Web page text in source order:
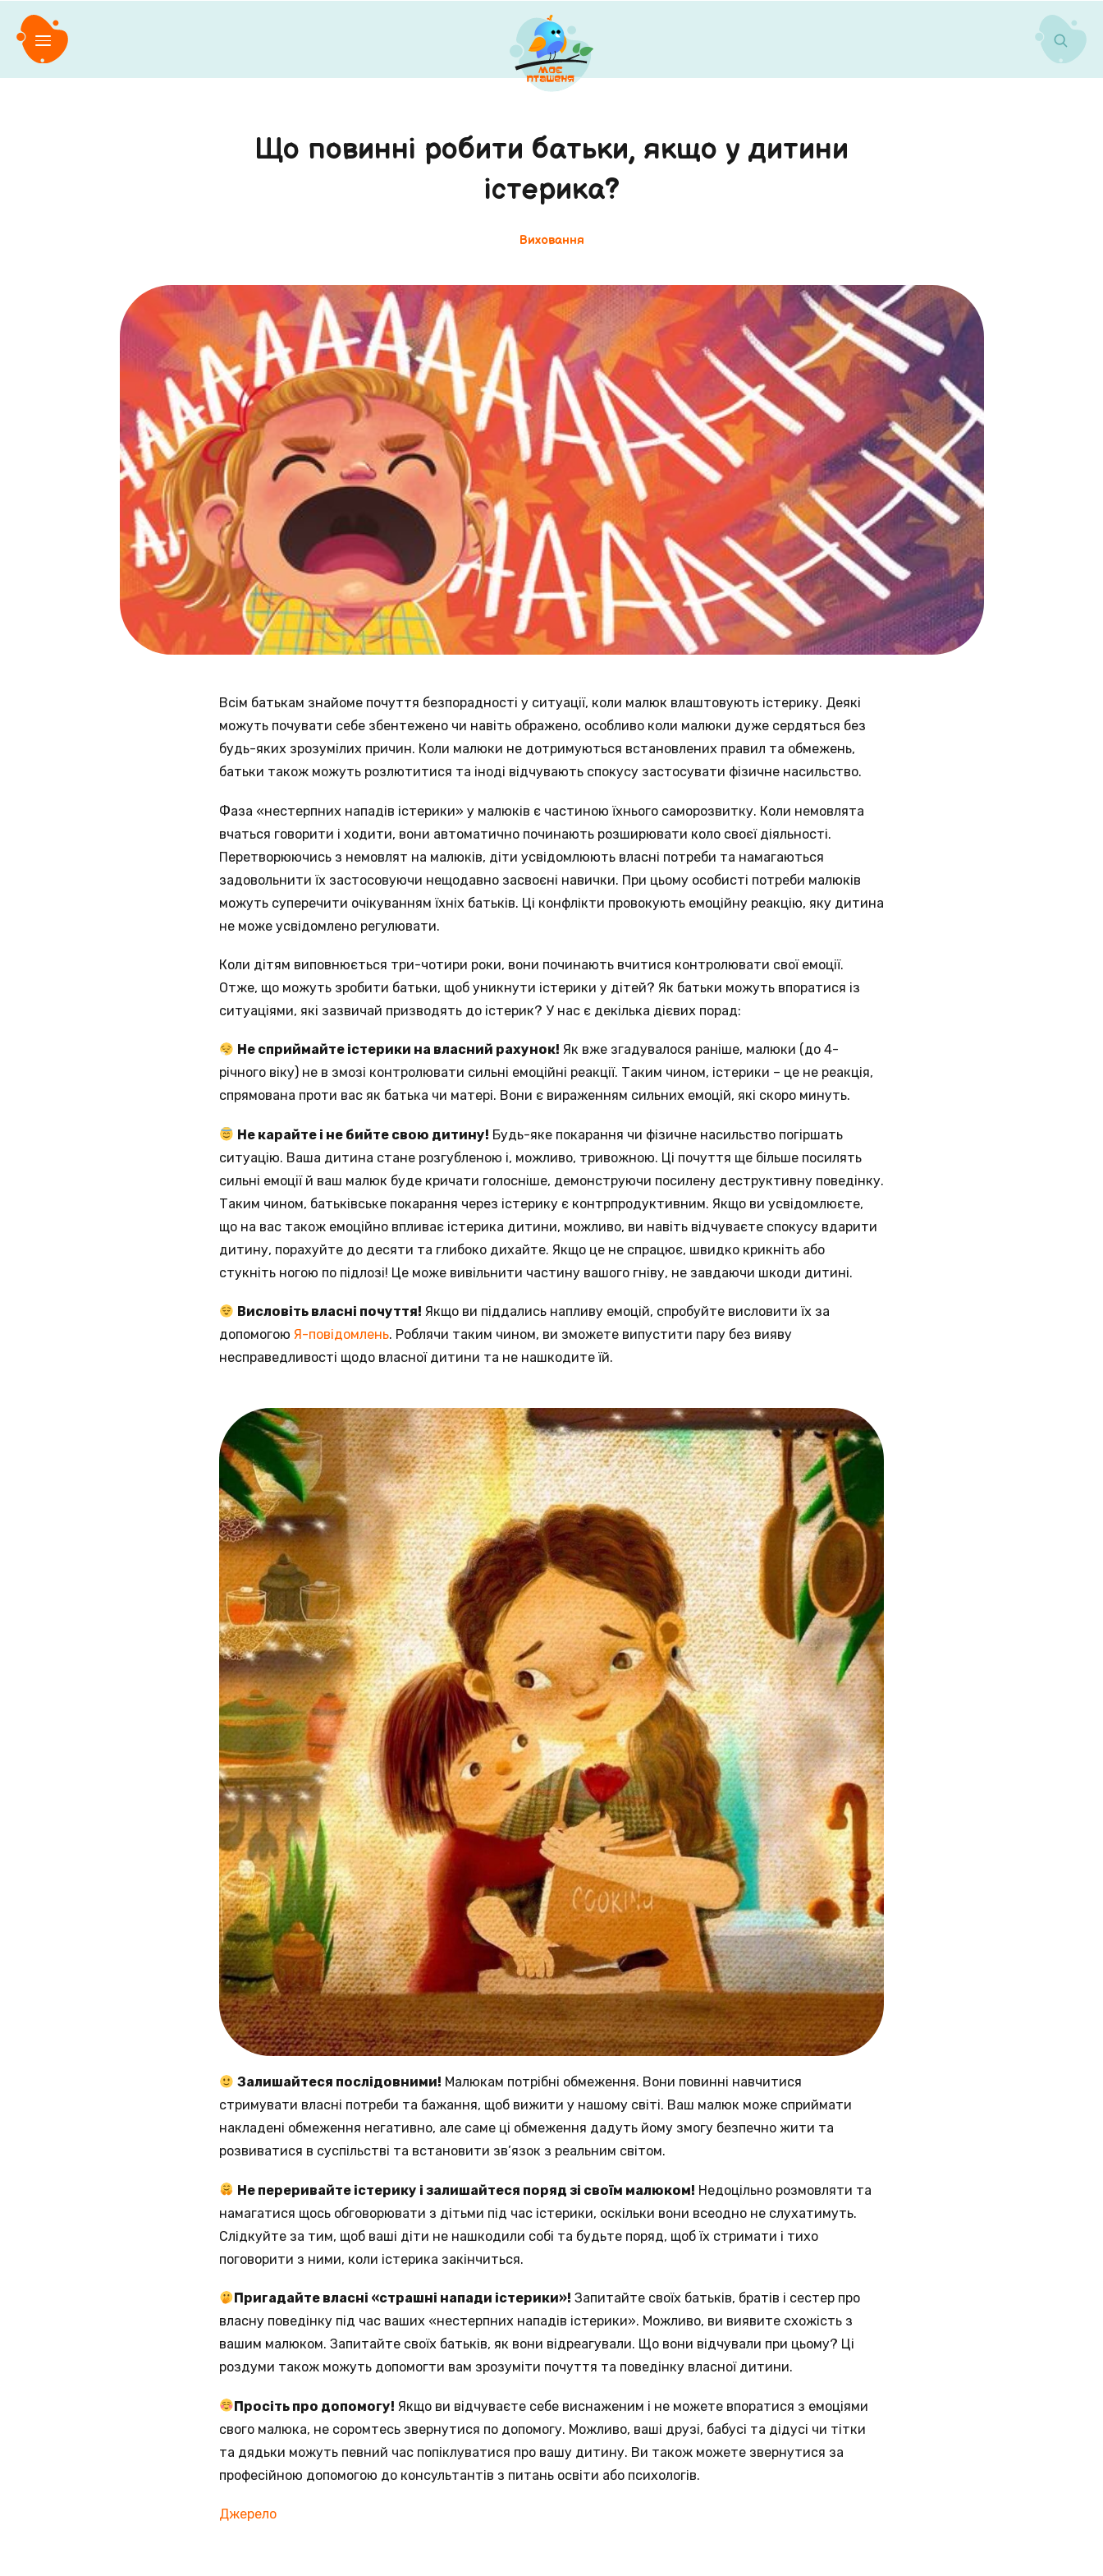
Що повинні робити батьки, якщо у дитини
істерика?
Виховання
Всім батькам знайоме почуття безпорадності у ситуації, коли малюк влаштовують істерику. Деякі
можуть почувати себе збентежено чи навіть ображено, особливо коли малюки дуже сердяться без
будь-яких зрозумілих причин. Коли малюки не дотримуються встановлених правил та обмежень,
батьки також можуть розлютитися та іноді відчувають спокусу застосувати фізичне насильство.
Фаза «нестерпних нападів істерики» у малюків є частиною їхнього саморозвитку. Коли немовлята
вчаться говорити і ходити, вони автоматично починають розширювати коло своєї діяльності.
Перетворюючись з немовлят на малюків, діти усвідомлюють власні потреби та намагаються
задовольнити їх застосовуючи нещодавно засвоєні навички. При цьому особисті потреби малюків
можуть суперечити очікуванням їхніх батьків. Ці конфлікти провокують емоційну реакцію, яку дитина
не може усвідомлено регулювати.
Коли дітям виповнюється три-чотири роки, вони починають вчитися контролювати свої емоції.
Отже, що можуть зробити батьки, щоб уникнути істерики у дітей? Як батьки можуть впоратися із
ситуаціями, які зазвичай призводять до істерик? У нас є декілька дієвих порад:
Не сприймайте істерики на власний рахунок! Як вже згадувалося раніше, малюки (до 4-
річного віку) не в змозі контролювати сильні емоційні реакції. Таким чином, істерики – це не реакція,
спрямована проти вас як батька чи матері. Вони є вираженням сильних емоцій, які скоро минуть.
Не карайте і не бийте свою дитину! Будь-яке покарання чи фізичне насильство погіршать
ситуацію. Ваша дитина стане розгубленою і, можливо, тривожною. Ці почуття ще більше посилять
сильні емоції й ваш малюк буде кричати голосніше, демонструючи посилену деструктивну поведінку.
Таким чином, батьківське покарання через істерику є контрпродуктивним. Якщо ви усвідомлюєте,
що на вас також емоційно впливає істерика дитини, можливо, ви навіть відчуваєте спокусу вдарити
дитину, порахуйте до десяти та глибоко дихайте. Якщо це не спрацює, швидко крикніть або
стукніть ногою по підлозі! Це може вивільнити частину вашого гніву, не завдаючи шкоди дитині.
Висловіть власні почуття! Якщо ви піддались напливу емоцій, спробуйте висловити їх за
допомогою Я-повідомлень. Роблячи таким чином, ви зможете випустити пару без вияву
несправедливості щодо власної дитини та не нашкодите їй.
Залишайтеся послідовними! Малюкам потрібні обмеження. Вони повинні навчитися
стримувати власні потреби та бажання, щоб вижити у нашому світі. Ваш малюк може сприймати
накладені обмеження негативно, але саме ці обмеження дадуть йому змогу безпечно жити та
розвиватися в суспільстві та встановити зв’язок з реальним світом.
Не переривайте істерику і залишайтеся поряд зі своїм малюком! Недоцільно розмовляти та
намагатися щось обговорювати з дітьми під час істерики, оскільки вони всеодно не слухатимуть.
Слідкуйте за тим, щоб ваші діти не нашкодили собі та будьте поряд, щоб їх стримати і тихо
поговорити з ними, коли істерика закінчиться.
Пригадайте власні «страшні напади істерики»! Запитайте своїх батьків, братів і сестер про
власну поведінку під час ваших «нестерпних нападів істерики». Можливо, ви виявите схожість з
вашим малюком. Запитайте своїх батьків, як вони відреагували. Що вони відчували при цьому? Ці
роздуми також можуть допомогти вам зрозуміти почуття та поведінку власної дитини.
Просіть про допомогу! Якщо ви відчуваєте себе виснаженим і не можете впоратися з емоціями
свого малюка, не соромтесь звернутися по допомогу. Можливо, ваші друзі, бабусі та дідусі чи тітки
та дядьки можуть певний час попіклуватися про вашу дитину. Ви також можете звернутися за
професійною допомогою до консультантів з питань освіти або психологів.
Джерело